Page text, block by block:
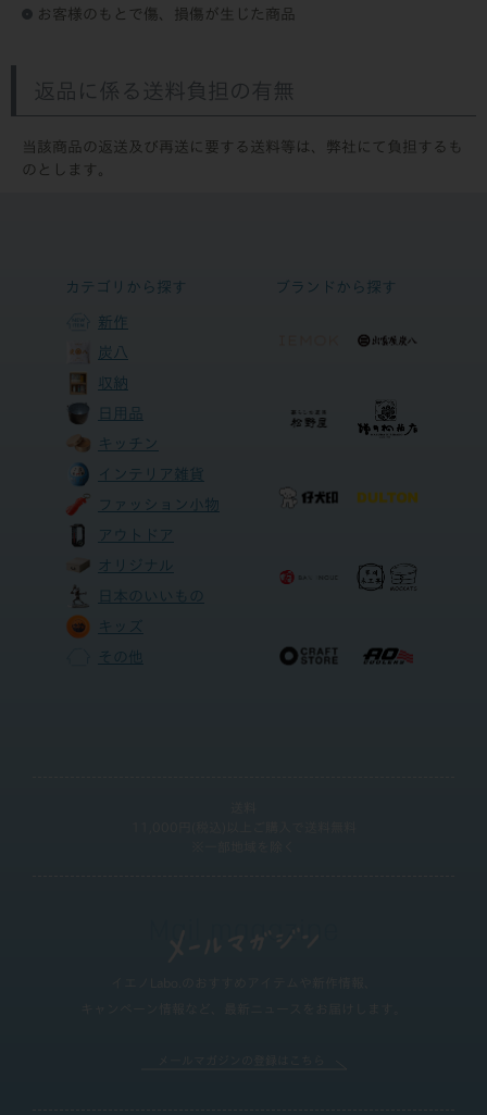
お客様のもとで傷、損傷が生じた商品
返品に係る送料負担の有無
当該商品の返送及び再送に要する送料等は、弊社にて負担するも
のとします。
カテゴリから探す
新作
炭八
収納
日用品
キッチン
インテリア雑貨
ファッション小物
アウトドア
オリジナル
日本のいいもの
キッズ
その他
ブランドから探す